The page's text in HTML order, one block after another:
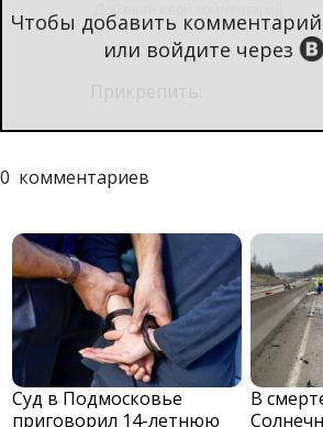
Чтобы добавить
или войдите через
0 комментариев
Суд в Подмосковье
приговорил 14-летнюю
В